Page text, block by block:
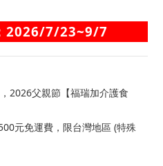
2026/7/23~9/7
2026父親節【福瑞加介護食
元免運費，限台灣地區 (特殊